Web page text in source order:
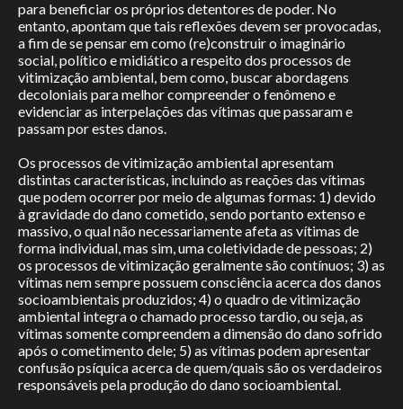
para beneficiar os próprios detentores de poder. No
entanto, apontam que tais reflexões devem ser provocadas,
a fim de se pensar em como (re)construir o imaginário
social, político e midiático a respeito dos processos de
vitimização ambiental, bem como, buscar abordagens
decoloniais para melhor compreender o fenômeno e
evidenciar as interpelações das vítimas que passaram e
passam por estes danos.
Os processos de vitimização ambiental apresentam
distintas características, incluindo as reações das vítimas
que podem ocorrer por meio de algumas formas: 1) devido
à gravidade do dano cometido, sendo portanto extenso e
massivo, o qual não necessariamente afeta as vítimas de
forma individual, mas sim, uma coletividade de pessoas; 2)
os processos de vitimização geralmente são contínuos; 3) as
vítimas nem sempre possuem consciência acerca dos danos
socioambientais produzidos; 4) o quadro de vitimização
ambiental integra o chamado processo tardio, ou seja, as
vítimas somente compreendem a dimensão do dano sofrido
após o cometimento dele; 5) as vítimas podem apresentar
confusão psíquica acerca de quem/quais são os verdadeiros
responsáveis pela produção do dano socioambiental.